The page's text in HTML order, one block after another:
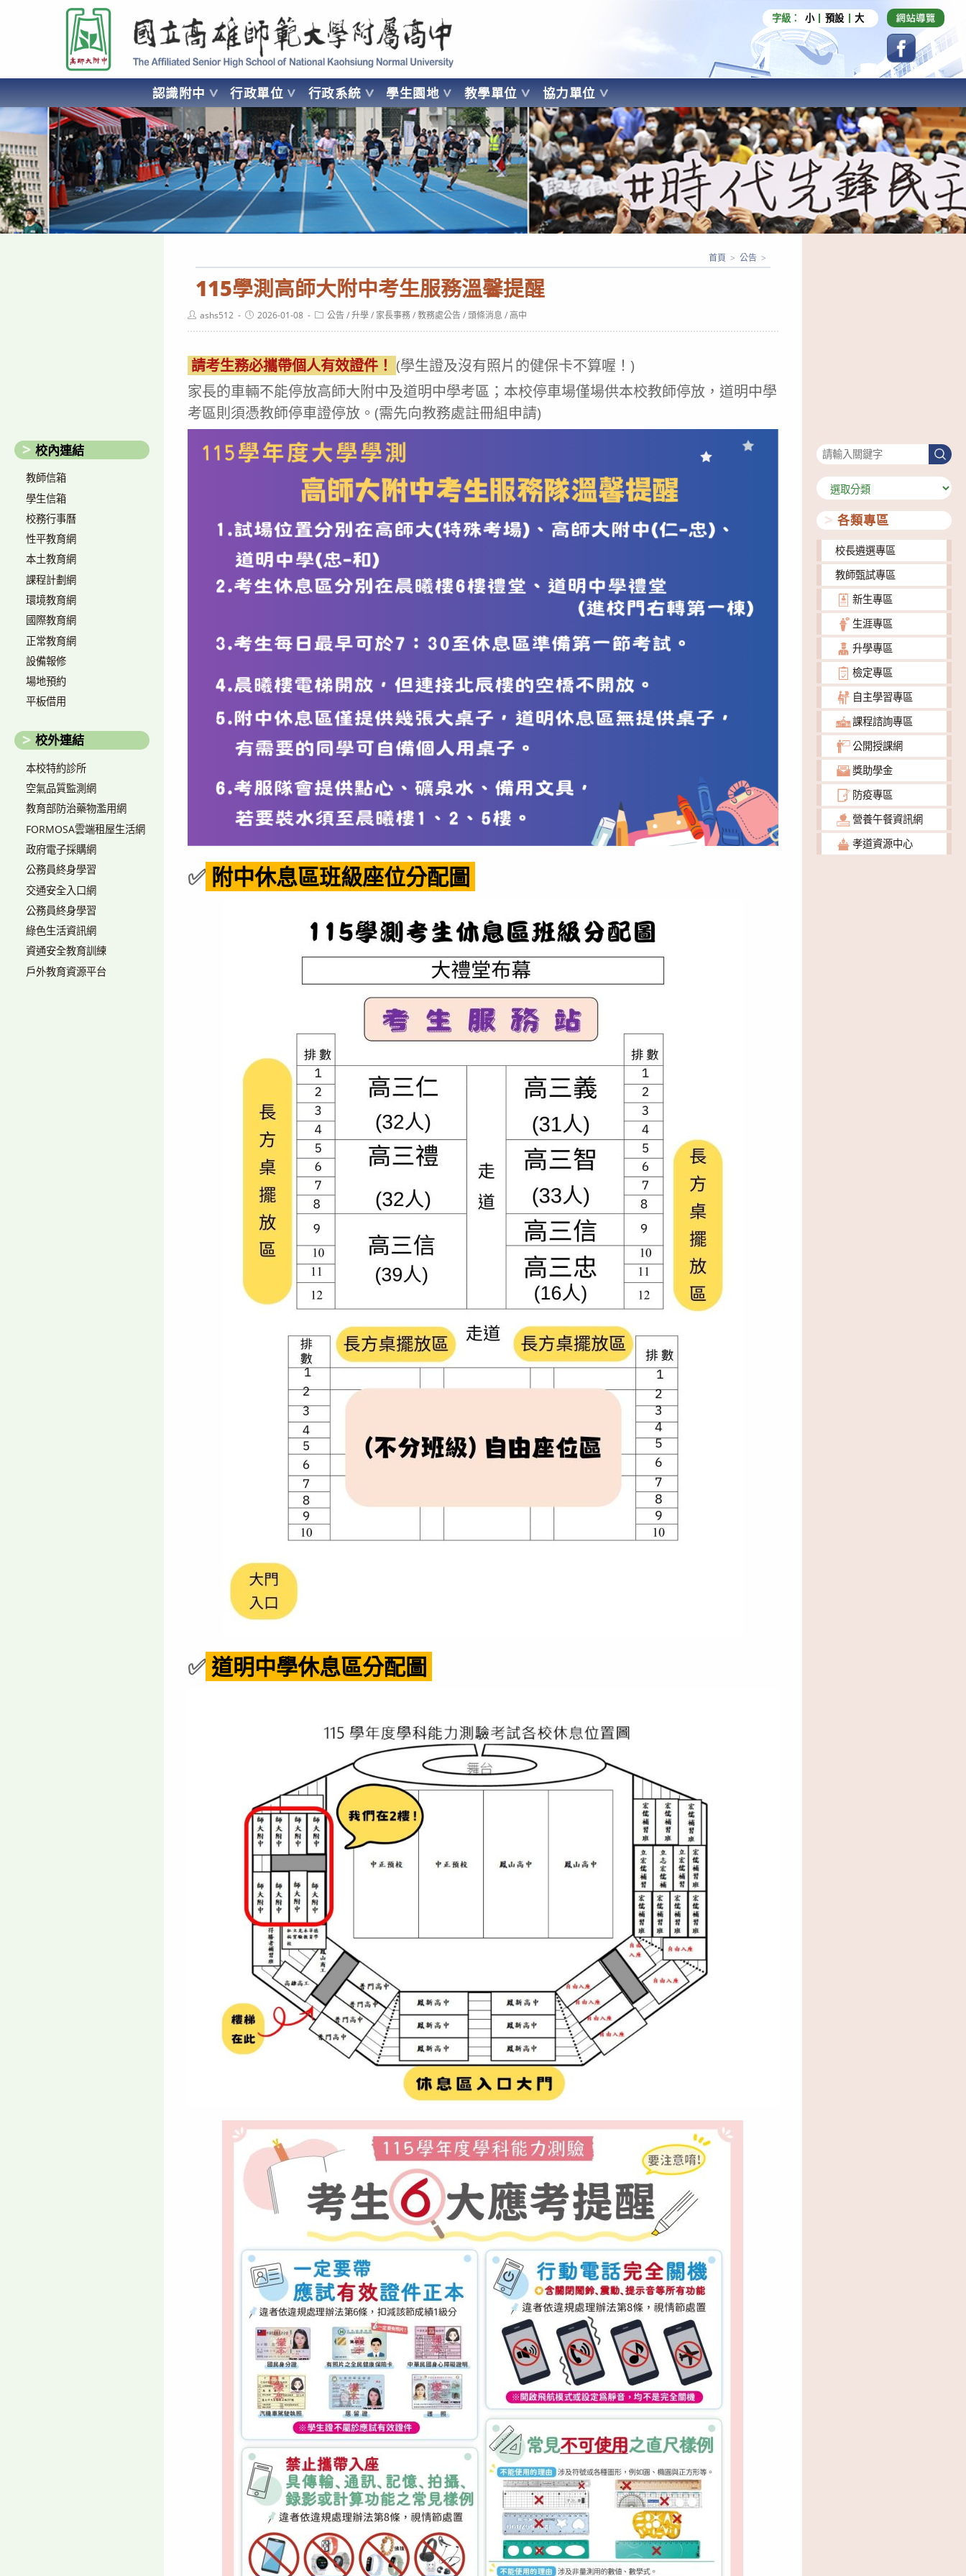
要
容
國立高雄師範大學附屬高級中學 Affiliated Senior High School of National Kaohsiung Normal University
字級： 小 預設 大
認識附中 行政單位 行政系統 學生園地 教學單位 協力單位
AFFILIATED SENIOR HIGH SCHOOL OF NATIONAL KAOHSIUNG NORMAL UNIVERSITY
115學測高師大附中考生服務溫馨提醒
首頁 > 公告 >
Postashs512
Post2026-01-08
Post公告 / 升學 / 家長事務 / 教務處公告 / 頭條消息 / 高中
請考生務必攜帶個人有效證件！ (學生證及沒有照片的健保卡不算喔！)
家長的車輛不能停放高師大附中及道明中學考區；本校停車場僅場供本校教師停放，道明中學
考區則須憑教師停車證停放。(需先向教務處註冊組申請)
✅ 附中休息區班級座位分配圖
✅道明中學休息區分配圖
校內連結
教師信箱
學生信箱
校務行事曆
性平教育網
本土教育網
課程計劃網
環境教育網
國際教育網
正常教育網
設備報修
場地預約
平板借用
校外連結
本校特約診所
空氣品質監測網
教育部防治藥物濫用網
FORMOSA雲端租屋生活網
政府電子採購網
公務員終身學習
交通安全入口網
公務員終身學習
綠色生活資訊網
資通安全教育訓練
戶外教育資源平台
搜
尋
分
類
各類專區
校長遴選專區
教師甄試專區
新生專區
生涯專區
升學專區
檢定專區
自主學習專區
課程諮詢專區
公開授課網
獎助學金
防疫專區
營養午餐資訊網
孝道資源中心